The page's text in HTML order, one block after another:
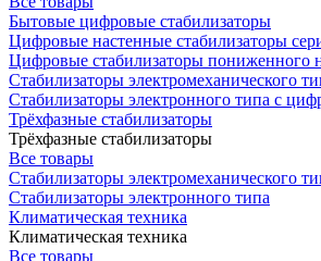
Бытовые цифровые стабилизаторы
Цифровые настенные стабилизаторы
Цифровые стабилизаторы пониженного
Стабилизаторы электромеханического
Стабилизаторы электронного типа с
Трёхфазные стабилизаторы
Трёхфазные стабилизаторы
Все товары
Стабилизаторы электромеханического
Стабилизаторы электронного типа
Климатическая техника
Климатическая техника
Все товары